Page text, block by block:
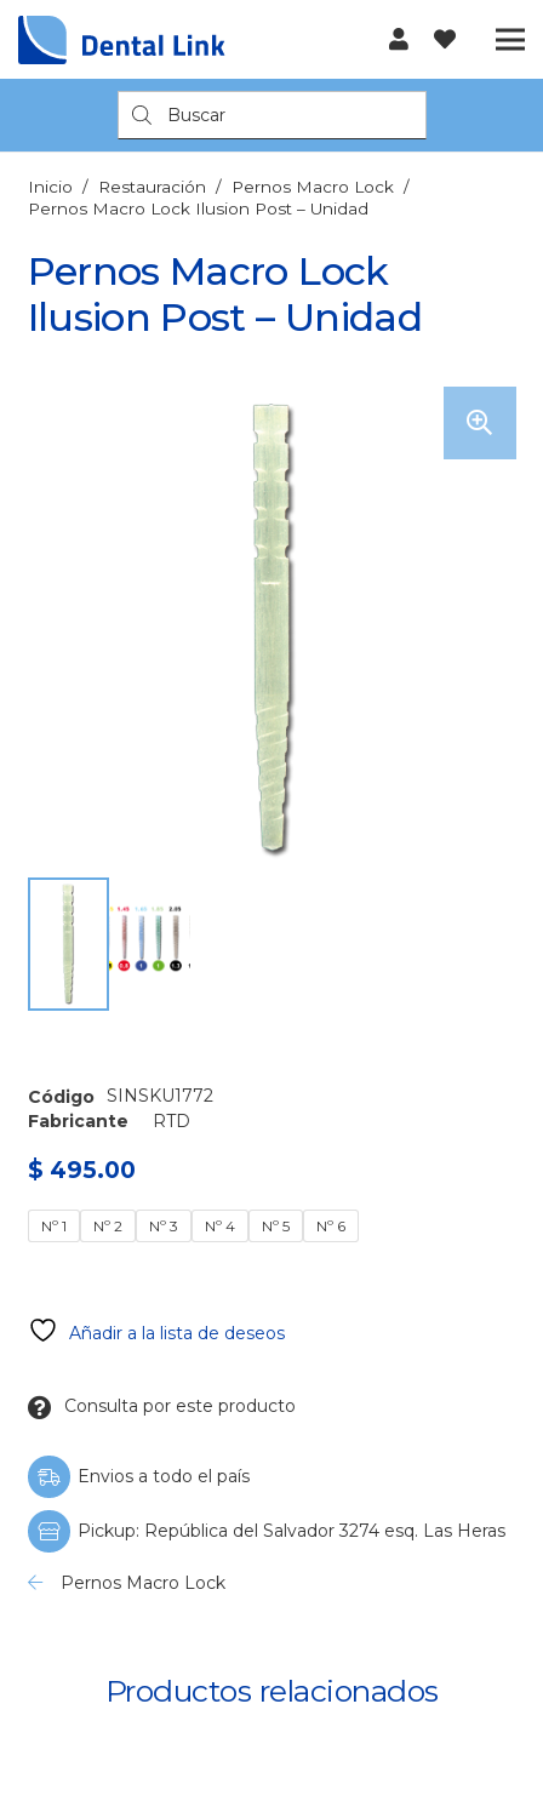
Búsqueda
de
productos
Inicio / Restauración / Pernos Macro Lock /
Pernos Macro Lock Ilusion Post – Unidad
Pernos Macro Lock
Ilusion Post – Unidad
Código SINSKU1772
Fabricante
RTD
$ 495.00
Nº 1 Nº 2 Nº 3 Nº 4 Nº 5 Nº 6
Añadir a la lista de deseos
Consulta por este producto
Envios a todo el país
Pickup: República del Salvador 3274 esq. Las Heras
Pernos Macro Lock
Productos relacionados